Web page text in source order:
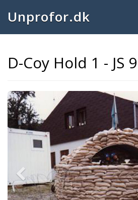
Unprofor.dk
D-Coy Hold 1 - JS 9
Previous